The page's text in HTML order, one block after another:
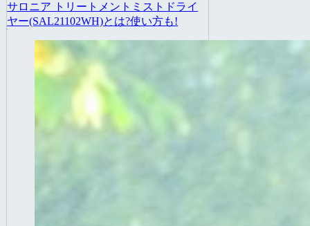
サロニア トリートメントミストドライ
ヤー(SAL21102WH)とは?使い方も!